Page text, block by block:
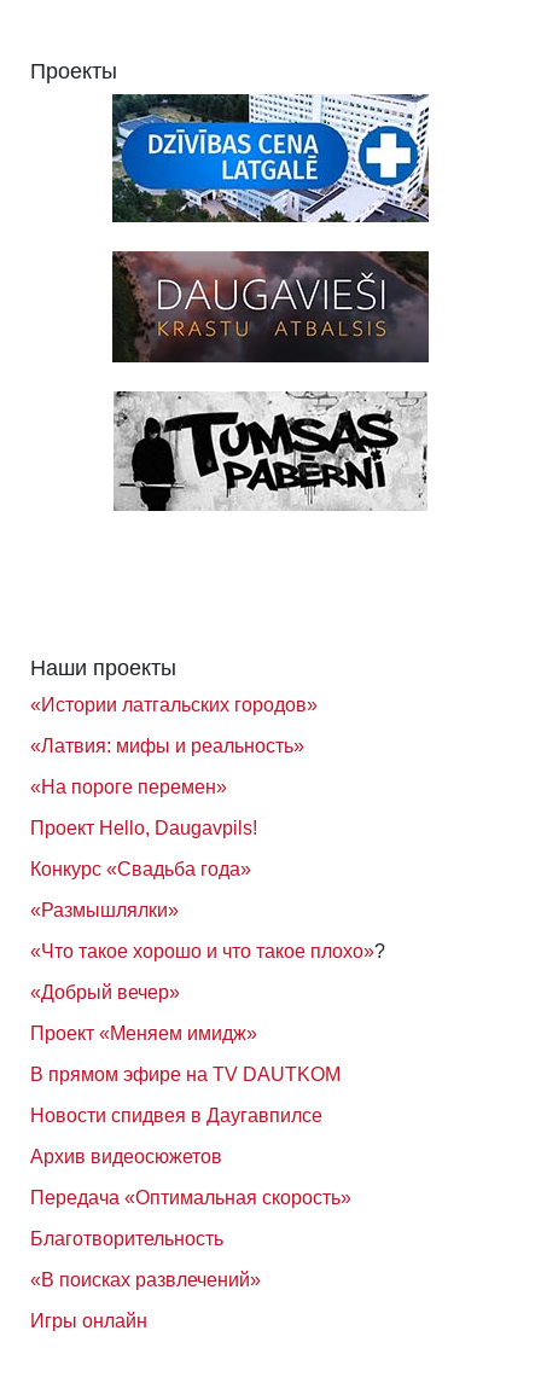
Проекты
Наши проекты
«Истории латгальских городов»
«Латвия: мифы и реальность»
«На пороге перемен»
Проект Hello, Daugavpils!
Конкурс «Свадьба года»
«Размышлялки»
«Что такое хорошо и что такое плохо»?
«Добрый вечер»
Проект «Меняем имидж»
В прямом эфире на TV DAUTKOM
Новости спидвея в Даугавпилсе
Архив видеосюжетов
Передача «Оптимальная скорость»
Благотворительность
«В поисках развлечений»
Игры онлайн